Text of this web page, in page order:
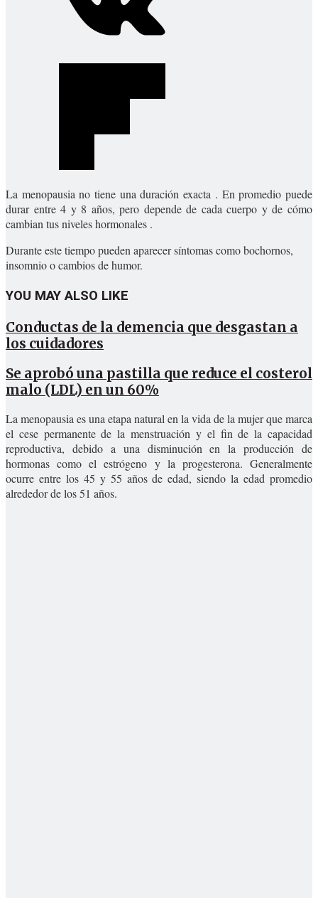
La menopausia no tiene una duración exacta . En promedio puede
durar entre 4 y 8 años, pero depende de cada cuerpo y de cómo
cambian tus niveles hormonales .
Durante este tiempo pueden aparecer síntomas como bochornos,
insomnio o cambios de humor.
YOU MAY ALSO LIKE
Conductas de la demencia que desgastan a
los cuidadores
Se aprobó una pastilla que reduce el costerol
malo (LDL) en un 60%
La menopausia es una etapa natural en la vida de la mujer que marca
el cese permanente de la menstruación y el fin de la capacidad
reproductiva, debido a una disminución en la producción de
hormonas como el estrógeno y la progesterona. Generalmente
ocurre entre los 45 y 55 años de edad, siendo la edad promedio
alrededor de los 51 años.